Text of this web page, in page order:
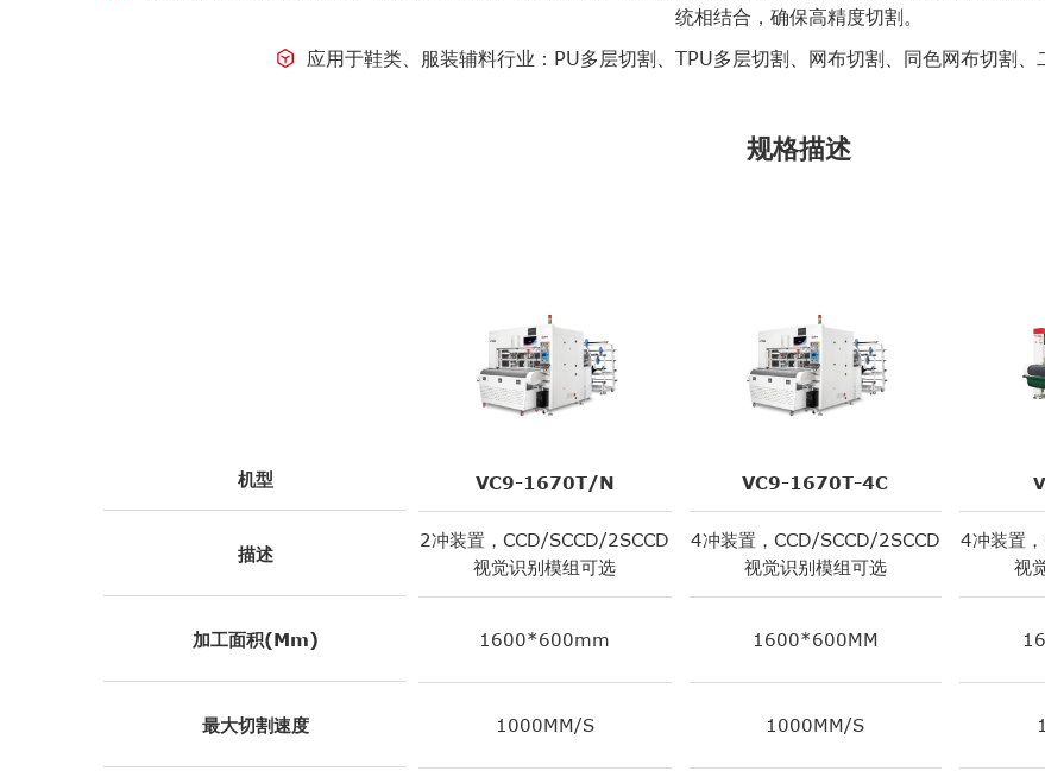
统相结合，确保高精度切割。
应用于鞋类、服装辅料行业：PU多层切割、TPU多层切割、网布切割、同色网布切割、
规格描述
机型
描述
加工面积(mm)
最大切割速度
VC9-1670T/N
2冲装置，CCD/SCCD/2SCCD
视觉识别模组可选
1600*600mm
1000MM/S
VC9-1670T-4C
4冲装置，CCD/SCCD/2SCCD
视觉识别模组可选
1600*600MM
1000MM/S
4冲装置
视